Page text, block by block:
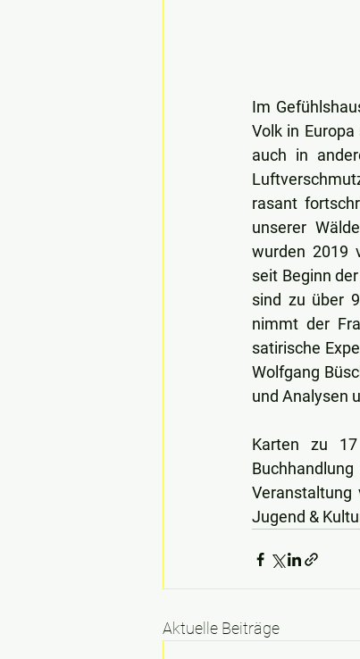
Im
Volk in
auch in
rasant
unserer
wurden 2019
seit Beginn
sind zu über
nimmt der
satirische
Wolfgang
und Analysen
Karten zu
Veranstaltung
Jugend &
Aktuelle Beiträge